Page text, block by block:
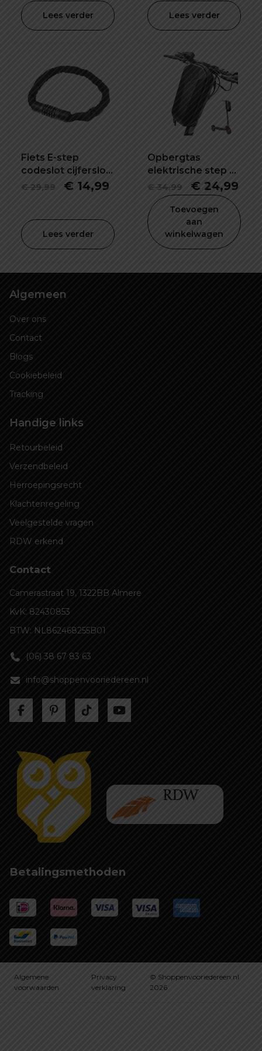
Lees verder
prijs
prijs
is:
Lees verder
Fiets E-step
codeslot cijferslot
57X120 mm
€29,99
Oorspronkelijke
was:
€ 29,99.
€ 14,99 Huidige
is:
€ 14,99.
Lees verder
Opbergtas
elektrische step E-
bike 5L waterdicht
en schokbestendig
€34,99
was:
€ 34,99.
€ 24,99
is:
€
Toevoegen
aan
winkelwagen
Algemeen
Over ons
Contact
Blogs
Cookiebeleid
Tracking
Handige links
Retourbeleid
Verzendbeleid
Herroepingsrecht
Klachtenregeling
Veelgestelde vragen
RDW erkend
Contact
Camerastraat 19, 1322BB Almere
KvK: 82430853
BTW: NL862468255B01
(06) 38 67 83 63
info@shoppenvooriedereen.nl
Betalingsmethoden
Algemene
voorwaarden
Privacy
verklaring
© Shoppenvooriedereen.nl
2026